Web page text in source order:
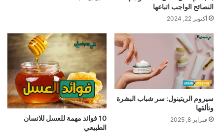
النصائح الواجب اتباعها
أكتوبر 22, 2024
سيروم الريتينول: سر شباب البشرة
وتألقها
فبراير 8, 2025
10 فوائد مهمة للعسل للانسان
الطبيعي